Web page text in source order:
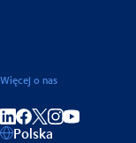
Więcej o nas
Share on linkedIn
Share on Facebook
Share on
Polska